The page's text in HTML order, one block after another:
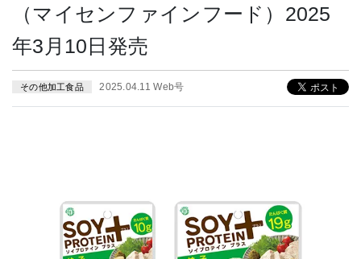
（マイセンファインフード）2025
年3月10日発売
その他加工食品 2025.04.11 Web号